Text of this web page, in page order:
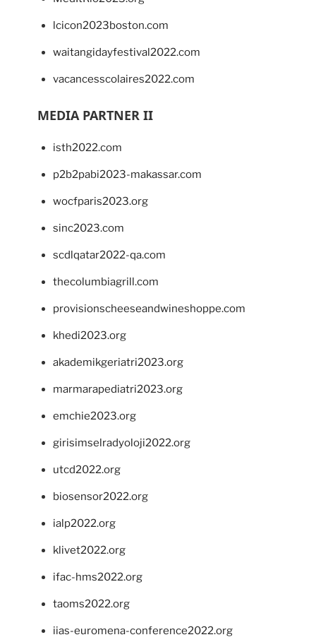
lcicon2023boston.com
waitangidayfestival2022.com
vacancesscolaires2022.com
MEDIA PARTNER II
isth2022.com
p2b2pabi2023-makassar.com
wocfparis2023.org
sinc2023.com
scdlqatar2022-qa.com
thecolumbiagrill.com
provisionscheeseandwineshoppe.com
khedi2023.org
akademikgeriatri2023.org
marmarapediatri2023.org
emchie2023.org
girisimselradyoloji2022.org
utcd2022.org
biosensor2022.org
ialp2022.org
klivet2022.org
ifac-hms2022.org
taoms2022.org
iias-euromena-conference2022.org